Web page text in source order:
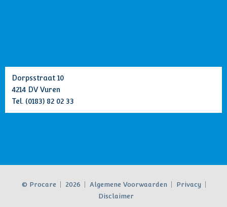
Dorpsstraat 10
4214 DV Vuren
Tel. (0183) 82 02 33
© Procare 2026 Algemene Voorwaarden
Privacy
Disclaimer